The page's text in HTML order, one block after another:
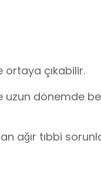
ortaya çıkabilir.
uzun dönemde
ağır tıbbi